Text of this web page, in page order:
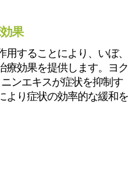
果
することにより、いぼ、
療効果を提供します。ヨク
ンエキスが症状を抑制す
より症状の効率的な緩和を